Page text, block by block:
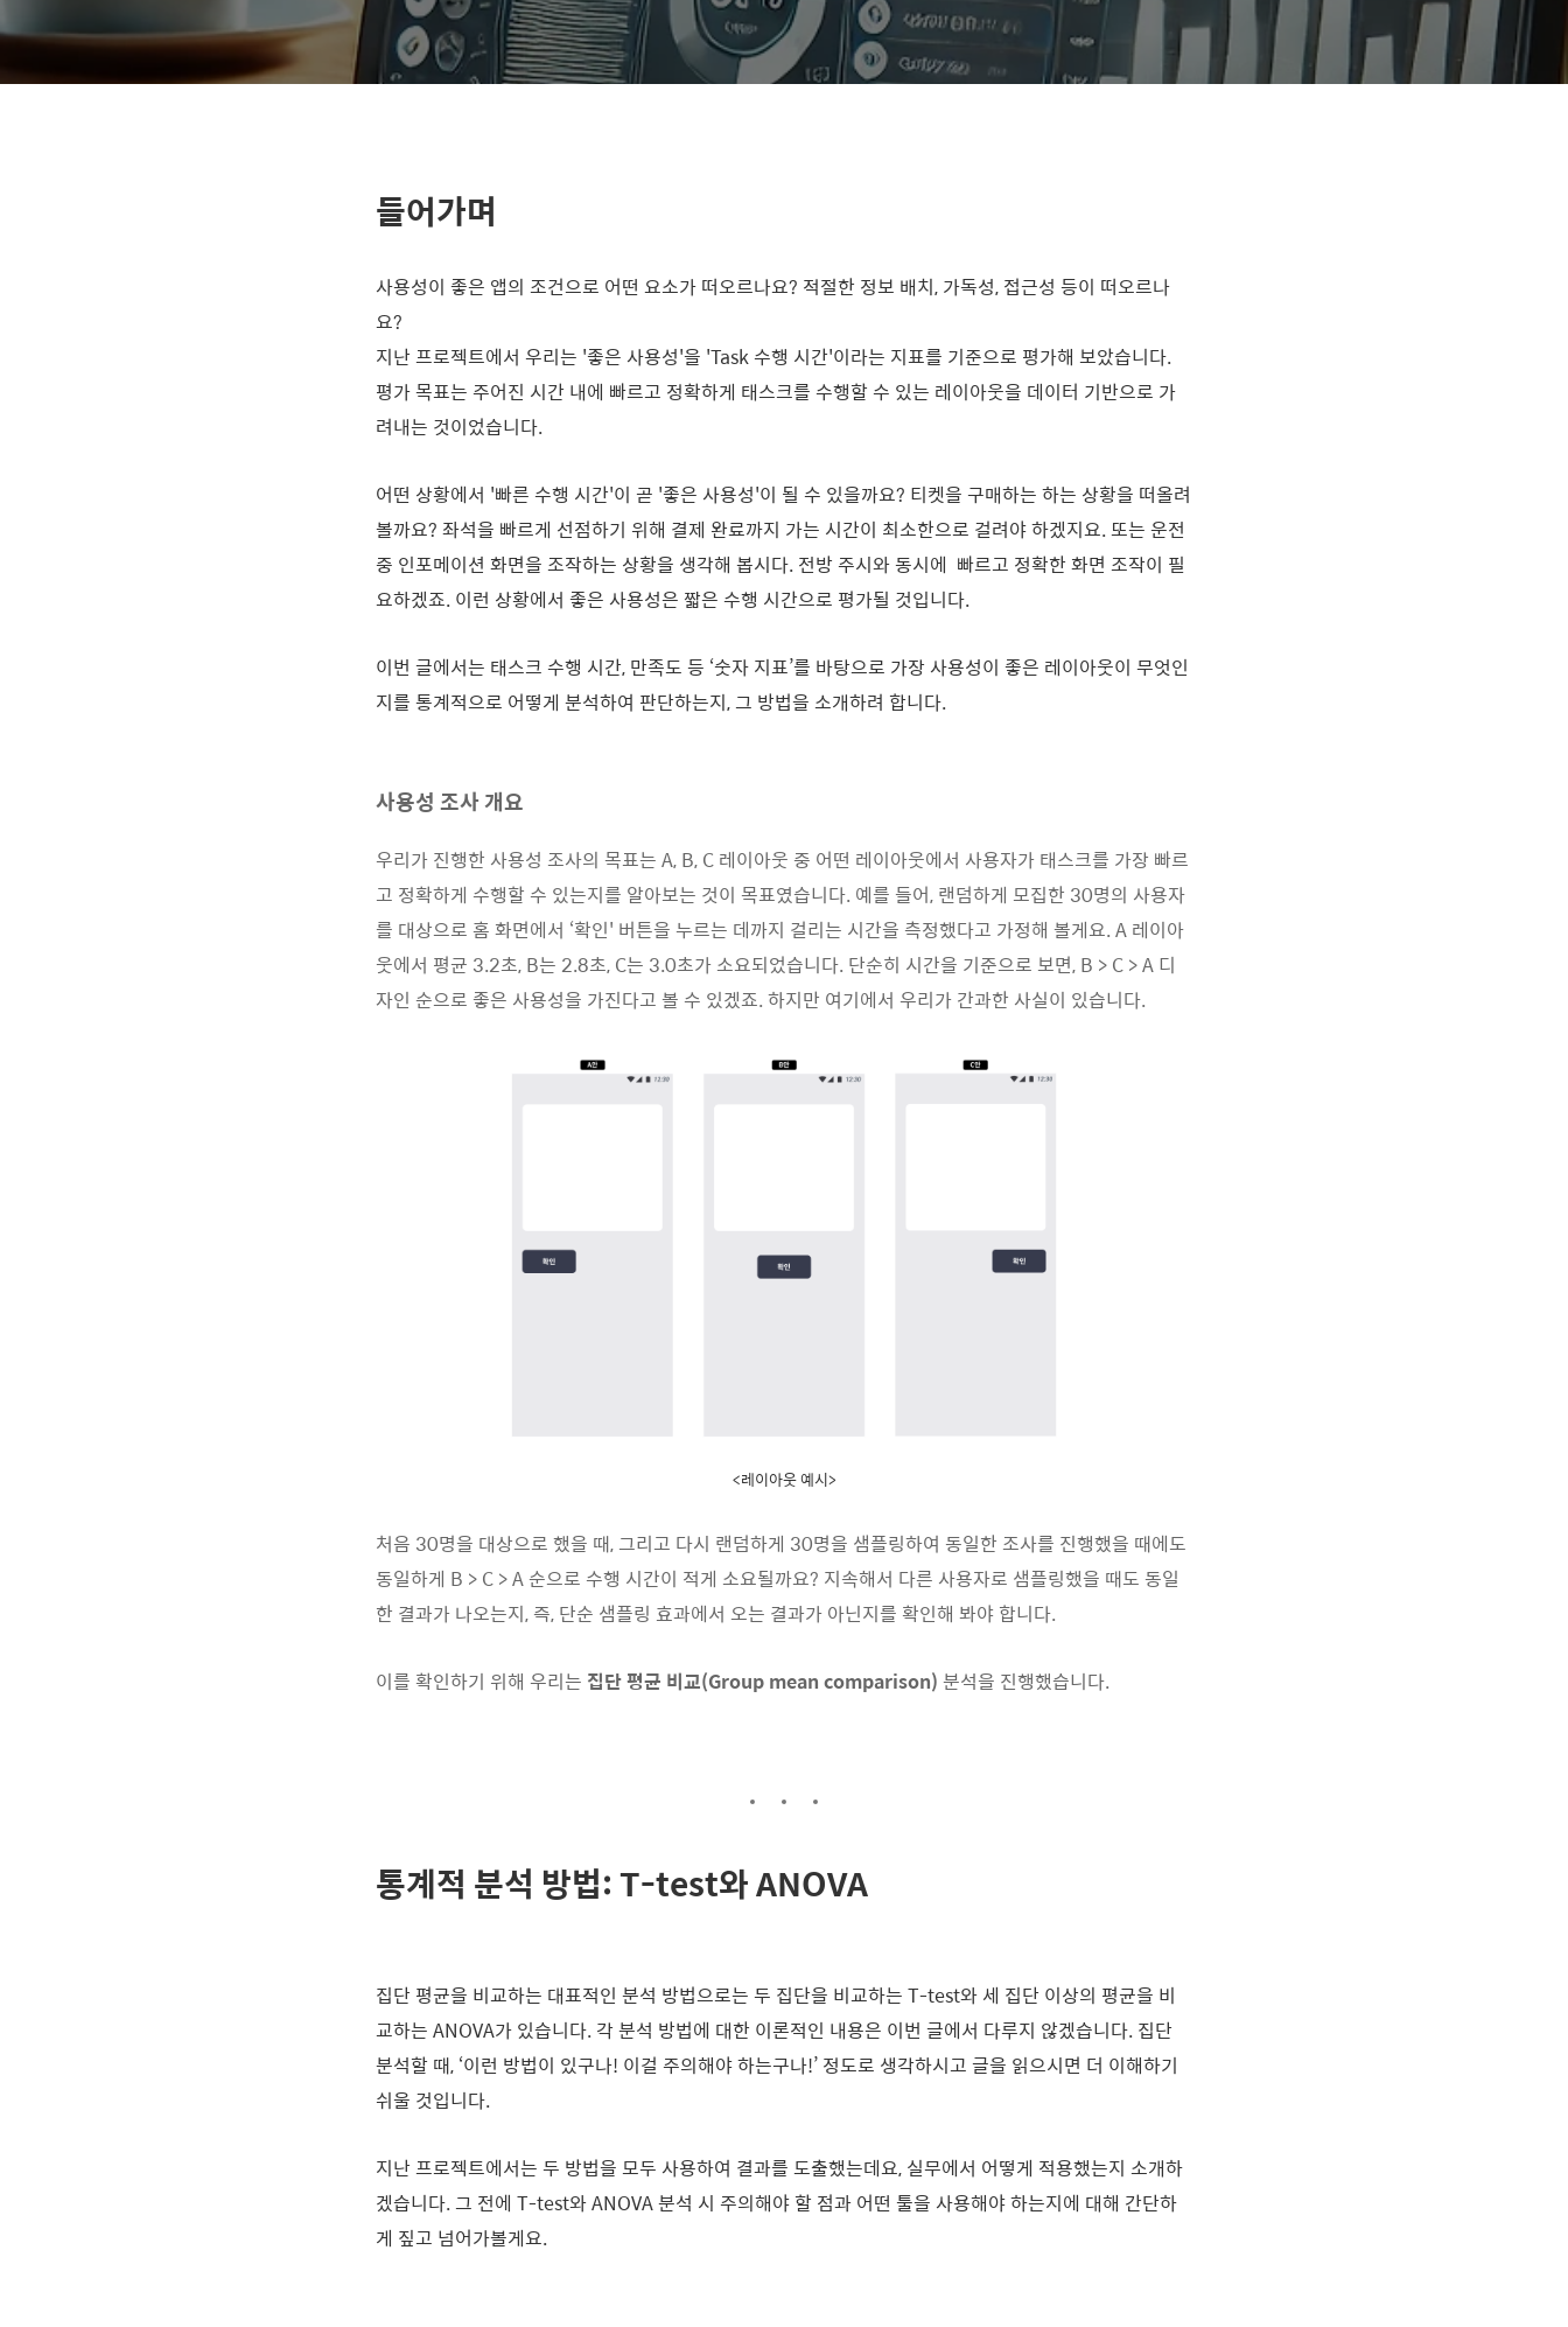
들어가며
사용성이 좋은 앱의 조건으로 어떤 요소가 떠오르나요? 적절한 정보 배치, 가독성, 접근성 등이 떠오르나
요?
지난 프로젝트에서 우리는 '좋은 사용성'을 'Task 수행 시간'이라는 지표를 기준으로 평가해 보았습니다.
평가 목표는 주어진 시간 내에 빠르고 정확하게 태스크를 수행할 수 있는 레이아웃을 데이터 기반으로 가
려내는 것이었습니다.
어떤 상황에서 '빠른 수행 시간'이 곧 '좋은 사용성'이 될 수 있을까요? 티켓을 구매하는 하는 상황을 떠올려
볼까요? 좌석을 빠르게 선점하기 위해 결제 완료까지 가는 시간이 최소한으로 걸려야 하겠지요. 또는 운전
중 인포메이션 화면을 조작하는 상황을 생각해 봅시다. 전방 주시와 동시에 빠르고 정확한 화면 조작이 필
요하겠죠. 이런 상황에서 좋은 사용성은 짧은 수행 시간으로 평가될 것입니다.
이번 글에서는 태스크 수행 시간, 만족도 등 ‘숫자 지표’를 바탕으로 가장 사용성이 좋은 레이아웃이 무엇인
지를 통계적으로 어떻게 분석하여 판단하는지, 그 방법을 소개하려 합니다.
사용성 조사 개요
우리가 진행한 사용성 조사의 목표는 A, B, C 레이아웃 중 어떤 레이아웃에서 사용자가 태스크를 가장 빠르
고 정확하게 수행할 수 있는지를 알아보는 것이 목표였습니다. 예를 들어, 랜덤하게 모집한 30명의 사용자
를 대상으로 홈 화면에서 ‘확인' 버튼을 누르는 데까지 걸리는 시간을 측정했다고 가정해 볼게요. A 레이아
웃에서 평균 3.2초, B는 2.8초, C는 3.0초가 소요되었습니다. 단순히 시간을 기준으로 보면, B > C > A 디
자인 순으로 좋은 사용성을 가진다고 볼 수 있겠죠. 하지만 여기에서 우리가 간과한 사실이 있습니다.
<레이아웃 예시>
처음 30명을 대상으로 했을 때, 그리고 다시 랜덤하게 30명을 샘플링하여 동일한 조사를 진행했을 때에도
동일하게 B > C > A 순으로 수행 시간이 적게 소요될까요? 지속해서 다른 사용자로 샘플링했을 때도 동일
한 결과가 나오는지, 즉, 단순 샘플링 효과에서 오는 결과가 아닌지를 확인해 봐야 합니다.
이를 확인하기 위해 우리는 집단 평균 비교(Group mean comparison) 분석을 진행했습니다.
통계적 분석 방법: T-test와 ANOVA
집단 평균을 비교하는 대표적인 분석 방법으로는 두 집단을 비교하는 T-test와 세 집단 이상의 평균을 비
교하는 ANOVA가 있습니다. 각 분석 방법에 대한 이론적인 내용은 이번 글에서 다루지 않겠습니다. 집단
분석할 때, ‘이런 방법이 있구나! 이걸 주의해야 하는구나!’ 정도로 생각하시고 글을 읽으시면 더 이해하기
쉬울 것입니다.
지난 프로젝트에서는 두 방법을 모두 사용하여 결과를 도출했는데요, 실무에서 어떻게 적용했는지 소개하
겠습니다. 그 전에 T-test와 ANOVA 분석 시 주의해야 할 점과 어떤 툴을 사용해야 하는지에 대해 간단하
게 짚고 넘어가볼게요.